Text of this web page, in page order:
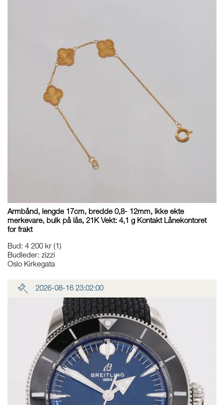
Armbånd, lengde 17cm, bredde 0,8- 12mm, ikke ekte
merkevare, bulk på lås, 21K Vekt: 4,1 g Kontakt Lånekontoret
for frakt
Bud: 4 200 kr (1)
Budleder: zizzi
Oslo Kirkegata
2026-08-16 23:02:00